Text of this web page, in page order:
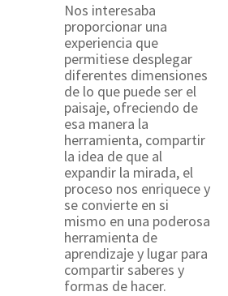
Nos interesaba
proporcionar una
experiencia que
permitiese desplegar
diferentes dimensiones
de lo que puede ser el
paisaje, ofreciendo de
esa manera la
herramienta, compartir
la idea de que al
expandir la mirada, el
proceso nos enriquece y
se convierte en si
mismo en una poderosa
herramienta de
aprendizaje y lugar para
compartir saberes y
formas de hacer.